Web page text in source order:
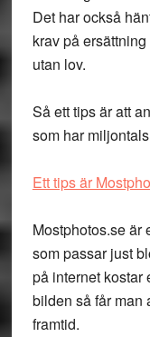
Det har också
krav på
utan lov.
Så ett tips är att
som har
Ett tips är
Mostphotos.se är
som passar just
på internet kostar
bilden så får man
framtid.